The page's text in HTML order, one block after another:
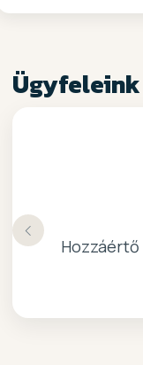
kiváló
Nagyon
Köszönöm a